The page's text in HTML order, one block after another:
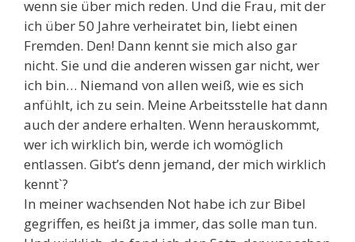
wenn sie über mich reden. Und die Frau, mit der
ich über 50 Jahre verheiratet bin, liebt einen
Fremden. Den! Dann kennt sie mich also gar
nicht. Sie und die anderen wissen gar nicht, wer
ich bin… Niemand von allen weiß, wie es sich
anfühlt, ich zu sein. Meine Arbeitsstelle hat dann
auch der andere erhalten. Wenn herauskommt,
wer ich wirklich bin, werde ich womöglich
entlassen. Gibt’s denn jemand, der mich wirklich
kennt`?
In meiner wachsenden Not habe ich zur Bibel
gegriffen, es heißt ja immer, das solle man tun.